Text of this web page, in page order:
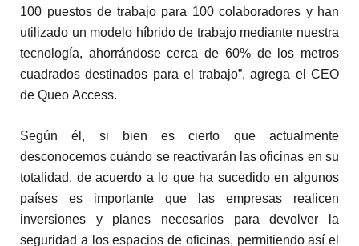
100 puestos de trabajo para 100 colaboradores y han
utilizado un modelo híbrido de trabajo mediante nuestra
tecnología, ahorrándose cerca de 60% de los metros
cuadrados destinados para el trabajo”, agrega el CEO
de Queo Access.
Según él, si bien es cierto que actualmente
desconocemos cuándo se reactivarán las oficinas en su
totalidad, de acuerdo a lo que ha sucedido en algunos
países es importante que las empresas realicen
inversiones y planes necesarios para devolver la
seguridad a los espacios de oficinas, permitiendo así el